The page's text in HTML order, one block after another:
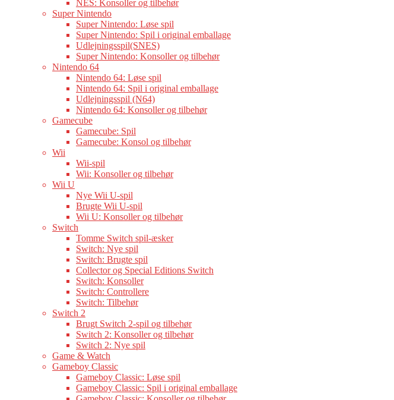
NES: Konsoller og tilbehør
Super Nintendo
Super Nintendo: Løse spil
Super Nintendo: Spil i original emballage
Udlejningsspil(SNES)
Super Nintendo: Konsoller og tilbehør
Nintendo 64
Nintendo 64: Løse spil
Nintendo 64: Spil i original emballage
Udlejningsspil (N64)
Nintendo 64: Konsoller og tilbehør
Gamecube
Gamecube: Spil
Gamecube: Konsol og tilbehør
Wii
Wii-spil
Wii: Konsoller og tilbehør
Wii U
Nye Wii U-spil
Brugte Wii U-spil
Wii U: Konsoller og tilbehør
Switch
Tomme Switch spil-æsker
Switch: Nye spil
Switch: Brugte spil
Collector og Special Editions Switch
Switch: Konsoller
Switch: Controllere
Switch: Tilbehør
Switch 2
Brugt Switch 2-spil og tilbehør
Switch 2: Konsoller og tilbehør
Switch 2: Nye spil
Game & Watch
Gameboy Classic
Gameboy Classic: Løse spil
Gameboy Classic: Spil i original emballage